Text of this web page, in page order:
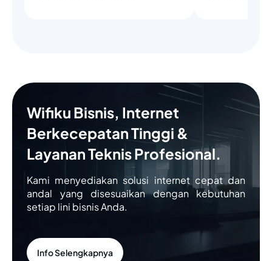
Wifiku Bisnis, Internet
Berkecepatan Tinggi &
Layanan Teknis Profesional.
Kami menyediakan solusi internet cepat dan
andal yang disesuaikan dengan kebutuhan
setiap lini bisnis Anda.
Info Selengkapnya